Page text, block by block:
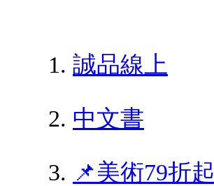
誠品線上
中文書
📌美術79折起